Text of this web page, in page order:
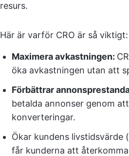
resurs.
Här är varför CRO är så viktigt:
Maximera avkastningen:
öka avkastningen utan att
Förbättrar
betalda annonser genom
konverteringar.
Ökar kundens livstidsvärde
får kunderna att